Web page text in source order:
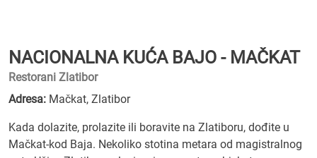
NACIONALNA KUĆA BAJO - MAČKAT
Restorani Zlatibor
Adresa: Mačkat, Zlatibor
Kada dolazite, prolazite ili boravite na Zlatiboru, dođite u
Mačkat-kod Baja. Nekoliko stotina metara od magistralnog